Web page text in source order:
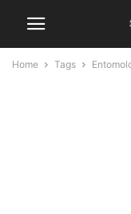
Home Tags